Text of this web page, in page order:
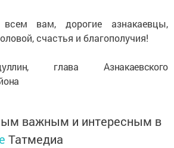
вам, дорогие азнакаевцы,
счастья и благополучия!
глава Азнакаевского
важным и интересным в
Татмедиа